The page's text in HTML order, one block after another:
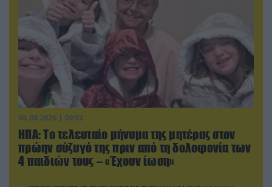
06.08.2026 | 09:02
ΗΠΑ: Το τελευταίο μήνυμα της μητέρας στον
πρώην σύζυγό της πριν από τη δολοφονία των
4 παιδιών τους – «Έχουν ίωση»